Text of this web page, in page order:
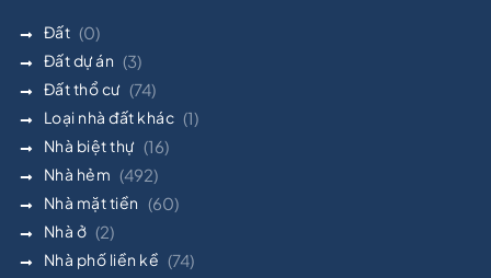
Đất (0)
Đất dự án (3)
Đất thổ cư (74)
Loại nhà đất khác (1)
Nhà biệt thự (16)
Nhà hẻm (492)
Nhà mặt tiền (60)
Nhà ở (2)
Nhà phố liền kề (74)